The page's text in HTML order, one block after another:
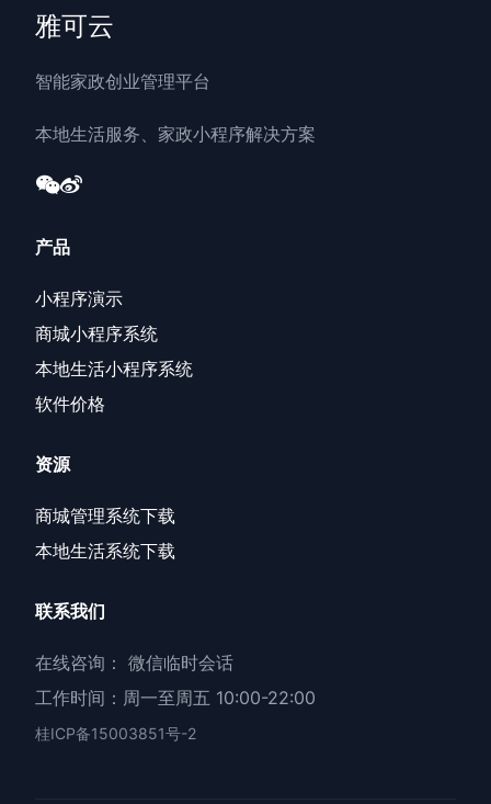
雅可云
智能家政创业管理平台
本地生活服务、家政小程序解决方案
产品
小程序演示
商城小程序系统
本地生活小程序系统
软件价格
资源
商城管理系统下载
本地生活系统下载
联系我们
在线咨询： 微信临时会话
工作时间：周一至周五 10:00-22:00
桂ICP备15003851号-2